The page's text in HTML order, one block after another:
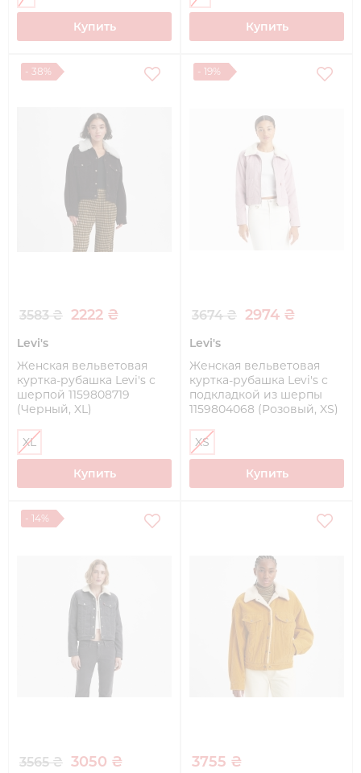
Купить Купить
- 38%
3583 ₴ 2222 ₴
Levi's
Женская вельветовая
куртка-рубашка Levi's с
шерпой 1159808719
(Черный, XL)
XL
Купить
- 19%
3674 ₴ 2974 ₴
Levi's
Женская вельветовая
куртка-рубашка Levi's с
подкладкой из шерпы
1159804068 (Розовый, XS)
XS
Купить
- 14%
3565 ₴ 3050 ₴ 3755 ₴